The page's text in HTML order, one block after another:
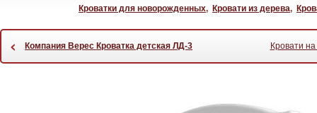
Кроватки для новорожденных, Кровати из дерева,
‹ Компания Верес Кроватка детская ЛД-3 Кровати